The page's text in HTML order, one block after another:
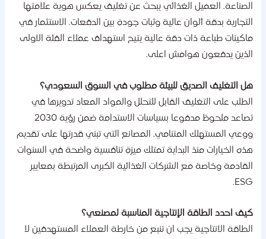
العميل الغذائي يبحث عن تغليف يعكس هوية علامتها
بدقة ألوان عالية وثبات جودة بين الدفعات. الاستثمار في
طباعة ذات دقة عالية يتيح استهداف عملاء الفئة الاولى
يدفعون هوامش اعلى.
التغليف الصديق للبيئة مطلوب في السوق السعودي؟
على التغليف القابل للتحلل والمواد المعاد تدويرها في
تصاعد ملحوظ مدفوعا بسياسات الاستدامة ضمن رؤية 2030
المستهلك المتنامي. المصانع التي تبني قدرتها على تقديم
الخيارات منذ البداية تمتلك ميزة تنافسية واضحة في السنوات
وخاصة مع الشركات الغذائية الكبرى المرتبطة بمعايير
احدد الطاقة الإنتاجية المناسبة لمصنعي؟
الانتاجية يجب ان تنبع من خارطة العملاء المستهدفين لا